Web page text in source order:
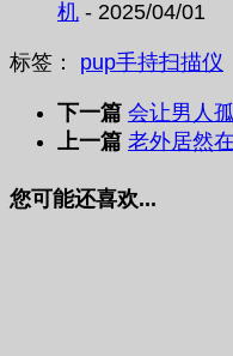
机 - 2025/04/01
标签： pup手持扫描仪
下一篇 会让男人
上一篇 老外居然
您可能还喜欢...